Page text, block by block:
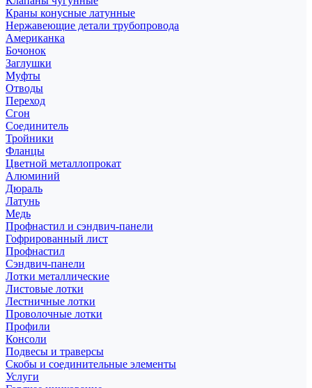
Краны конусные латунные
Нержавеющие детали трубопровода
Американка
Бочонок
Заглушки
Муфты
Отводы
Переход
Сгон
Соединитель
Тройники
Фланцы
Цветной металлопрокат
Алюминий
Дюраль
Латунь
Медь
Профнастил и сэндвич-панели
Гофрированный лист
Профнастил
Сэндвич-панели
Лотки металлические
Листовые лотки
Лестничные лотки
Проволочные лотки
Профили
Консоли
Подвесы и траверсы
Скобы и соединительные элементы
Услуги